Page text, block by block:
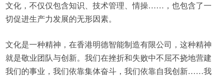
文化，不仅仅包含知识、技术管理、情操……，也包含了一
切促进生产力发展的无形因素。
文化是一种精神，在香港明德智能制造有限公司，这种精神
就是敬业团队与创新。我们在挫折和失败中不屈不挠地营建
我们的事业，我们依靠集体奋斗，我们依靠自我创新……我